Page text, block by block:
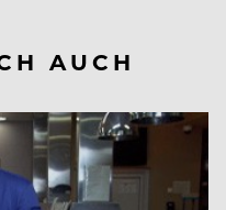
AUCH